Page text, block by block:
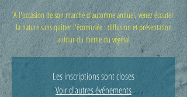
A l'occasion de son marché d'automne annuel, venez écouter
la nature sans quitter l'écomusée : diffusion et présentation
autour du thème du végétal
Les inscriptions sont closes
Voir d'autres événements